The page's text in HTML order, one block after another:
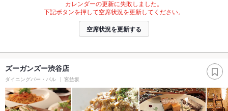
カレンダーの更新に失敗しました。
下記ボタンを押して空席状況を更新してください。
空席状況を更新する
ズーガンズー渋谷店
ダイニングバー・バル 宮益坂